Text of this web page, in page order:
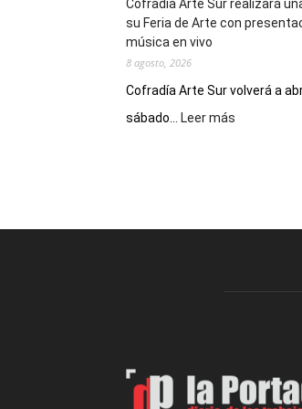
Cofradía Arte Sur realizará
su Feria de Arte con
música en vivo
8 agosto, 2026
Cofradía Arte Sur volverá a
sábado...
Leer más
nueva
de